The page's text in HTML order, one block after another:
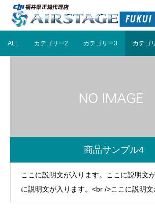
ALL カテゴリー2 カテゴリー3 カテゴ
商品サンプル4
ここに説明文が入ります。ここに説明文
に説明文が入ります。<br />ここに説明文
こに説明文が入ります。